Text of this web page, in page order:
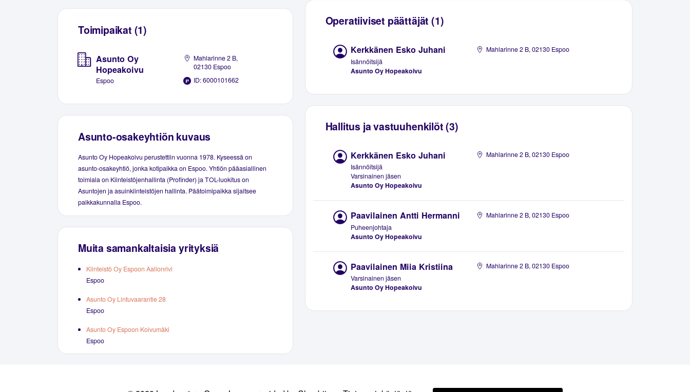
Toimipaikat (1)
Asunto Oy
Hopeakoivu
Espoo
Mahlarinne 2 B,
02130 Espoo
ID: 6000101662
Asunto-osakeyhtiön kuvaus
Asunto Oy Hopeakoivu perustettiin vuonna 1978. Kyseessä on
asunto-osakeyhtiö, jonka kotipaikka on Espoo. Yhtiön pääasiallinen
toimiala on Kiinteistöjenhallinta (Profinder) ja TOL-luokitus on
Asuntojen ja asuinkiinteistöjen hallinta. Päätoimipaikka sijaitsee
paikkakunnalla Espoo.
Muita samankaltaisia yrityksiä
Kiinteistö Oy Espoon Aallonrivi
Espoo
Asunto Oy Lintuvaarantie 28
Espoo
Asunto Oy Espoon Koivumäki
Espoo
Operatiiviset päättäjät (1)
Kerkkänen Esko Juhani
Isännöitsijä
Asunto Oy Hopeakoivu
Mahlarinne 2 B, 02130 Espoo
Hallitus ja vastuuhenkilöt (3)
Kerkkänen Esko Juhani
Isännöitsijä
Varsinainen jäsen
Asunto Oy Hopeakoivu
Mahlarinne 2 B, 02130 Espoo
Paavilainen Antti Hermanni
Puheenjohtaja
Asunto Oy Hopeakoivu
Mahlarinne 2 B, 02130 Espoo
Paavilainen Miia Kristiina
Varsinainen jäsen
Asunto Oy Hopeakoivu
Mahlarinne 2 B, 02130 Espoo